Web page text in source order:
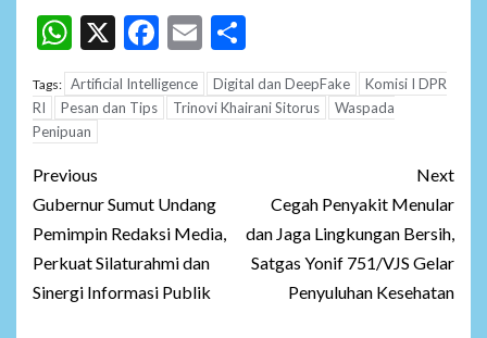
WhatsApp
X Facebook
Email
Tags: Artificial Intelligence Digital dan DeepFake
Komisi I DPR
RI
Pesan dan Tips Trinovi Khairani Sitorus
Waspada
Penipuan
Post
navigation
Previous
Gubernur Sumut Undang
Pemimpin Redaksi Media,
Perkuat Silaturahmi dan
Sinergi Informasi Publik
Next
Cegah Penyakit Menular
dan Jaga Lingkungan Bersih,
Satgas Yonif 751/VJS Gelar
Penyuluhan Kesehatan